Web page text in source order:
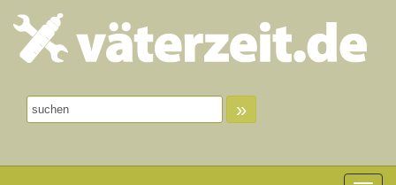
»
Toggle